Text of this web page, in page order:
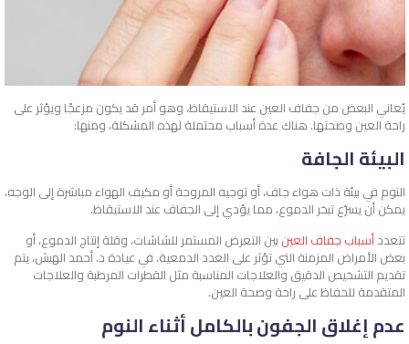
يُعاني البعض من جفاف العين عند الاستيقاظ، وهو أمر قد يكون مزعجًا ويؤثر على
راحة العين وصحتها. هناك عدة أسباب محتملة لهذه المشكلة، ومنها:
البيئة الجافة
النوم في بيئة ذات هواء جاف، أو توجيه المروحة أو مكيف الهواء مباشرة إلى الوجه،
يمكن أن يسرّع تبخر الدموع، مما يؤدي إلى الجفاف عند الاستيقاظ.
تتعددأسباب جفاف العين بين التعرض المستمر للشاشات، وقلة إنتاج الدموع، أو
بعض الأمراض المزمنة التي تؤثر على الغدد الدمعية. في عيادة د. أحمد الهبش، يتم
تقديم التشخيص الدقيق والعلاجات المناسبة مثل القطرات المرطبة والعلاجات
المتقدمة للحفاظ على راحة وصحة العين.
عدم إغلاق الجفون بالكامل أثناء النوم